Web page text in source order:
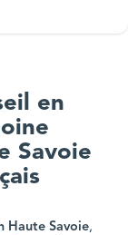
en
Savoie
Haute Savoie,